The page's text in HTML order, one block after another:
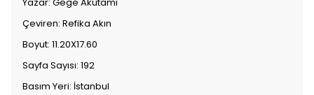
Çeviren: Refika Akın
Boyut: 11.20X17.60
Sayfa Sayısı: 192
Basım Yeri: İstanbul